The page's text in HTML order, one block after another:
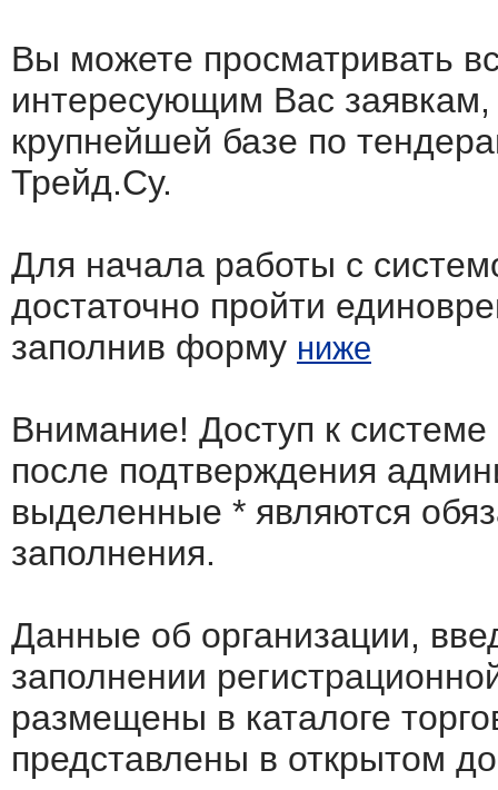
Вы можете просматривать
интересующим Вас
крупнейшей базе по
Трейд.Су.
Для начала работы с
достаточно пройти
заполнив форму ниже
Внимание! Доступ к
после подтверждения
выделенные * являются
заполнения.
Данные об организации,
заполнении
размещены в каталоге
представлены в открытом